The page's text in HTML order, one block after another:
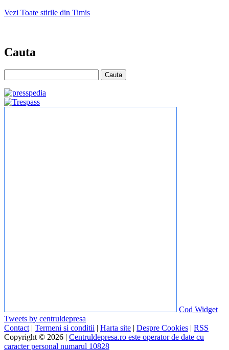
Vezi Toate stirile din Timis
Cauta
Cod Widget
Tweets by centruldepresa
Contact | Termeni si conditii | Harta site | Despre Cookies | RSS
Copyright © 2026 | Centruldepresa.ro este operator de date cu
caracter personal numarul 10828